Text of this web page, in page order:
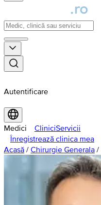
Autentificare
Medici CliniciServicii
Înregistrează clinica mea
Acasă / Chirurgie Generala /